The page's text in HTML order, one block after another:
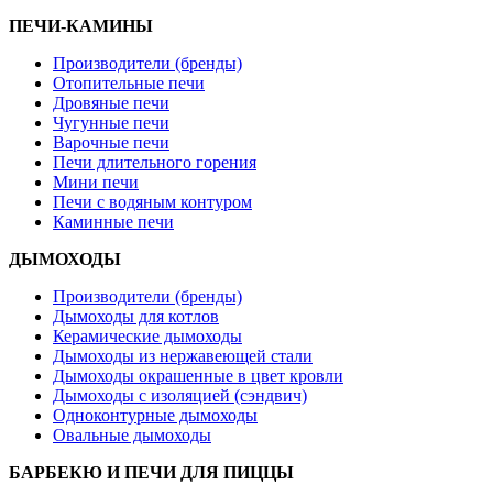
ПЕЧИ-КАМИНЫ
Производители (бренды)
Отопительные печи
Дровяные печи
Чугунные печи
Варочные печи
Печи длительного горения
Мини печи
Печи с водяным контуром
Каминные печи
ДЫМОХОДЫ
Производители (бренды)
Дымоходы для котлов
Керамические дымоходы
Дымоходы из нержавеющей стали
Дымоходы окрашенные в цвет кровли
Дымоходы с изоляцией (сэндвич)
Одноконтурные дымоходы
Овальные дымоходы
БАРБЕКЮ И ПЕЧИ ДЛЯ ПИЦЦЫ